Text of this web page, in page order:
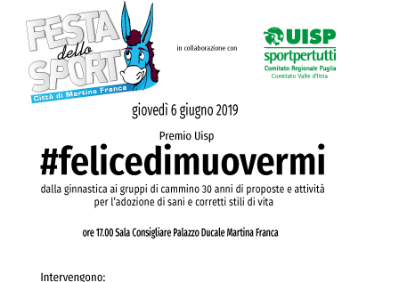
Ddl Lobby, Uisp: “Il Parlamento valorizzi le nostre specificità"